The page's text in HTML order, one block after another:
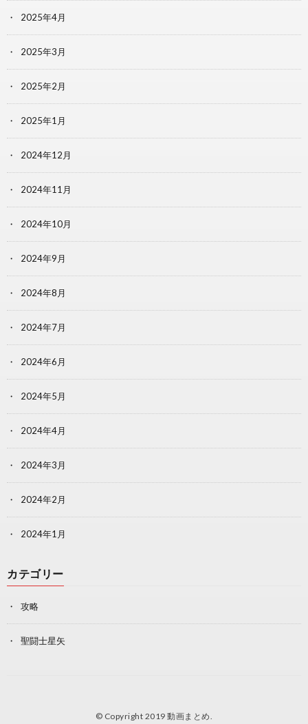
2025年4月
2025年3月
2025年2月
2025年1月
2024年12月
2024年11月
2024年10月
2024年9月
2024年8月
2024年7月
2024年6月
2024年5月
2024年4月
2024年3月
2024年2月
2024年1月
カテゴリー
攻略
聖闘士星矢
© Copyright 2019動画まとめ.